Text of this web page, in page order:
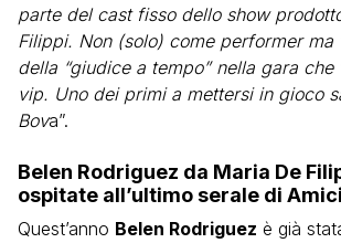
parte del cast fisso dello show
Filippi. Non (solo) come performer ma
della “giudice a tempo” nella gara
vip. Uno dei primi a mettersi in gioco
Bova”.
Belen Rodriguez da Maria De
ospitate all’ultimo serale di Amici
Quest’anno Belen Rodriguez è già